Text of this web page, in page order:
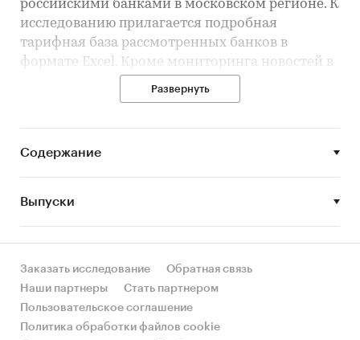
российскими банками в московском регионе. К
исследованию прилагается подробная
тарифная база рассмотренных банков в
формате Excel. Кроме мониторинга новостей в
о действующих платежных системах, ведущих
персонализацией банковских карт.
Анализ российского рынка банковских
пластиковых карт для юридических лиц.
Задачи исследования:
Развернуть
Содержание
Выпуски
Заказать исследование
Обратная связь
Наши партнеры
Стать партнером
Пользовательское соглашение
Политика обработки файлов cookie